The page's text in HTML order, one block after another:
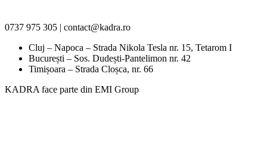
0737 975 305 | contact@kadra.ro
Cluj – Napoca – Strada Nikola Tesla nr. 15, Tetarom I
București – Sos. Dudești-Pantelimon nr. 42
Timișoara – Strada Cloșca, nr. 66
KADRA face parte din EMI Group